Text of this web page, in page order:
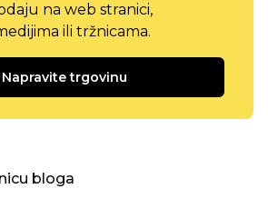
na web stranici,
ili tržnicama.
Napravite trgovinu
bloga